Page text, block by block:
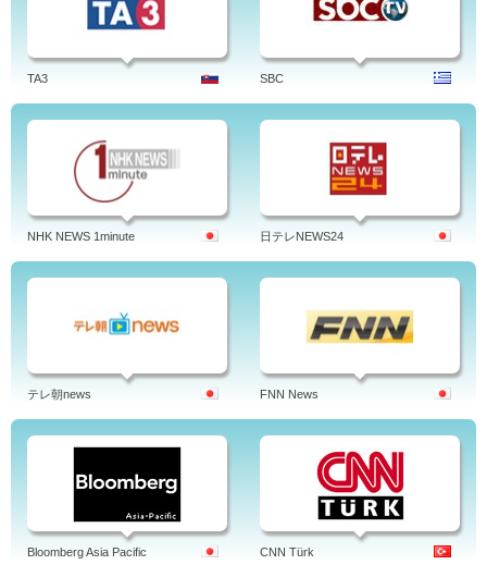
TA3 SBC
NHK NEWS 1minute 日テレNEWS24
テレ朝news FNN News
Bloomberg Asia Pacific CNN Türk